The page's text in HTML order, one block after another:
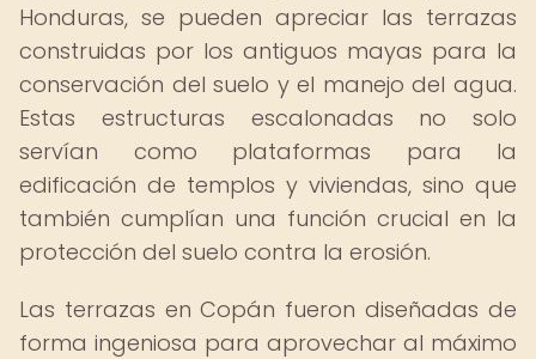
Honduras, se pueden apreciar las terrazas
construidas por los antiguos mayas para la
conservación del suelo y el manejo del agua.
Estas estructuras escalonadas no solo
servían como plataformas para la
edificación de templos y viviendas, sino que
también cumplían una función crucial en la
protección del suelo contra la erosión.
Las terrazas en Copán fueron diseñadas de
forma ingeniosa para aprovechar al máximo